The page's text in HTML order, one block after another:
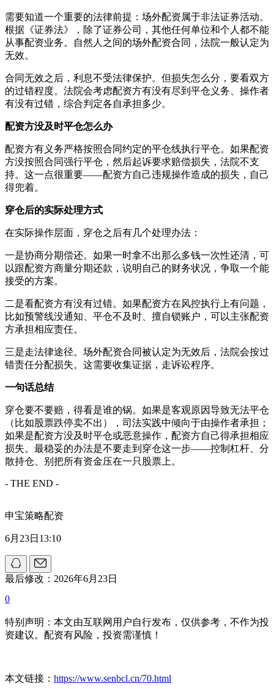
需要知道一个重要的法律前提：场外配资属于非法证券活动。
根据《证券法》，除了证券公司，其他任何单位和个人都不能
从事配资业务。自然人之间的场外配资合同，法院一般认定为
无效。
合同无效之后，利息不受法律保护。但损失怎么分，要看双方
的过错程度。法院会考虑配资方有没有尽到平仓义务、操作者
有没有过错，综合判定各自承担多少。
配资方没及时平仓怎么办
配资方有义务严格按照合同约定的平仓线执行平仓。如果配资
方没按照合同强行平仓，然后起诉要求赔偿损失，法院不支
持。这一点很重要——配资方自己违规操作造成的损失，自己
得兜着。
穿仓后的实际处理方式
在实际操作层面，穿仓之后有几个处理办法：
一是协商分期偿还。如果一时拿不出那么多钱一次性还清，可
以跟配资方商量分期还款，说明自己的财务状况，争取一个能
接受的方案。
二是看配资方有没有过错。如果配资方在风控执行上有问题，
比如预警线没通知、平仓不及时、擅自锁账户，可以主张配资
方承担相应责任。
三是走法律途径。场外配资合同被认定为无效后，法院会按过
错责任分配损失。这需要收集证据，走诉讼程序。
一句话总结
穿仓要不要赔，得看是谁的锅。如果是客观原因导致无法平仓
（比如股票跌停卖不出），司法实践中倾向于由操作者承担；
如果是配资方没及时平仓或恶意操作，配资方自己得承担相应
损失。最稳妥的办法是不要走到穿仓这一步——控制杠杆、分
散持仓、别把所有资金压在一只股票上。
- THE END -
申宝策略配资
6月23日13:10
最后修改：2026年6月23日
0
特别声明：本文由互联网用户自行发布，仅供参考，不作为投
资建议。配资有风险，投资需谨慎！
本文链接： https://www.senbcl.cn/70.html